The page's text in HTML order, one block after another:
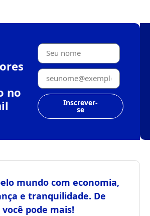
no
Inscrever-
se
mundo com economia,
e tranquilidade. De
pode mais!